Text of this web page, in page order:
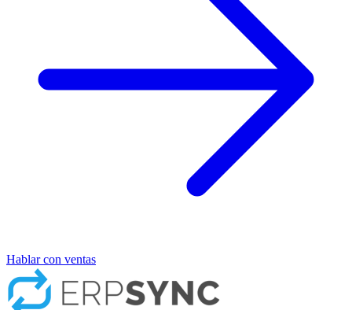
Hablar con ventas